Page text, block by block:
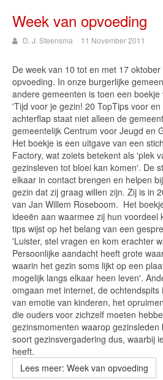
Week van opvoeding
D. J. Steensma 11 November 2011
De week van 10 tot en met 17
opvoeding. In onze burgerlijke
andere gemeenten is toen een
'Tijd voor je gezin! 20 TopTips voor
achterflap staat niet alleen de
gemeentelijk Centrum voor Jeugd en
Het boekje is een uitgave van een
Factory, wat zoiets betekent als 'plek
gezinsleven tot bloei kan komen'. De
elkaar in contact brengen en helpen
gezin dat zij graag willen zijn. Zij is in
van Jan Willem Roseboom. Het
ideeën aan waarmee zij hun voordeel
tips wijst op het belang van een
'Luister, stel vragen en kom erachter
Persoonlijke aandacht heeft grote
waarin het gezin soms lijkt op een
mogelijk langs elkaar heen leven'.
omgaan met internet, de
van emotie van kinderen, het
die ouders voor zichzelf moeten
gezinsmomenten waarop
soort gezinsvergadering dus, waarbij
heeft.
Lees meer: Week van opvoeding